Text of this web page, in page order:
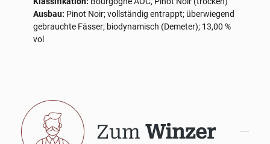
Ausbau: Pinot Noir; vollständig entrappt; überwiegend
gebrauchte Fässer; biodynamisch (Demeter); 13,00 %
vol
Zum Winzer